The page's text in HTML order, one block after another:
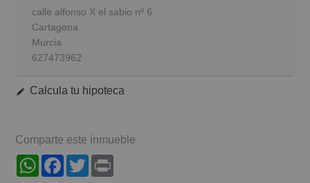
calle alfonso X el sabio nº 6
Cartagena
Murcia
627473962
Calcula tu hipoteca
Comparte este inmueble
WhatsAppFacebook
Twitter